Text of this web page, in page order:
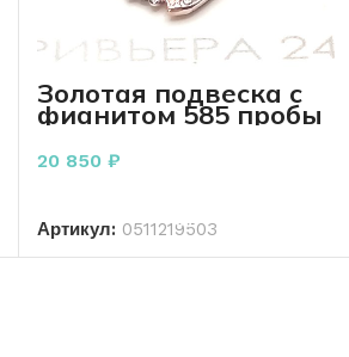
Золотая подвеска с
фианитом 585 пробы
2.78 грамма
20 850₽
Артикул: 0511219503